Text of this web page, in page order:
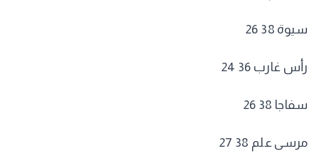
سيوة 38 26
رأس غارب 36 24
سفاجا 38 26
مرسى علم 38 27